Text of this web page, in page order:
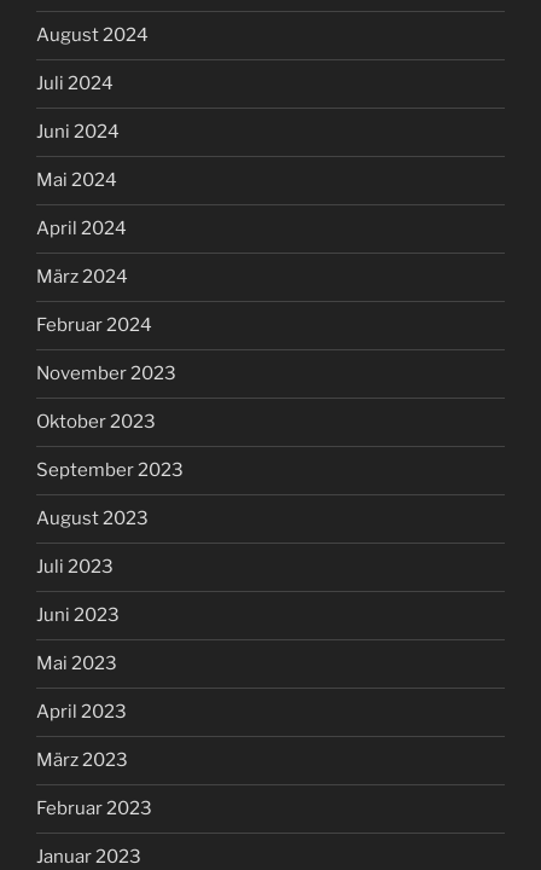
August 2024
Juli 2024
Juni 2024
Mai 2024
April 2024
März 2024
Februar 2024
November 2023
Oktober 2023
September 2023
August 2023
Juli 2023
Juni 2023
Mai 2023
April 2023
März 2023
Februar 2023
Januar 2023